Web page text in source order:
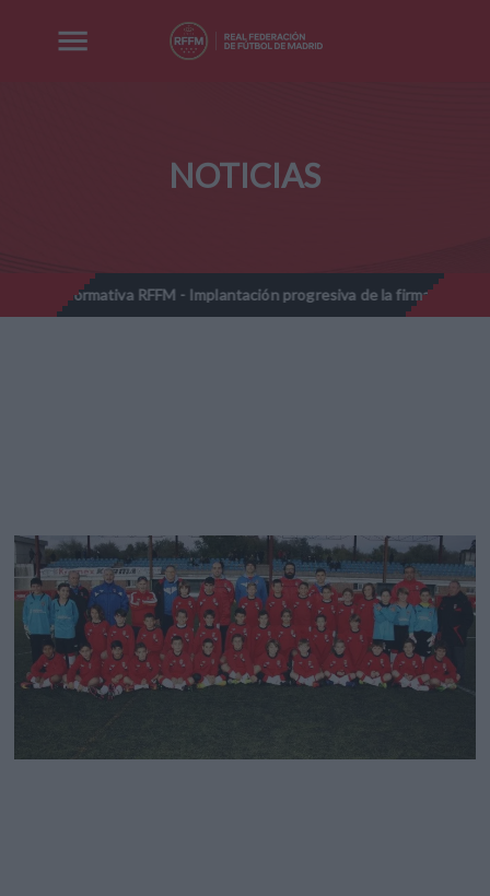
NOTICIAS
- Implantación progresiva de la firma digitalizada en las